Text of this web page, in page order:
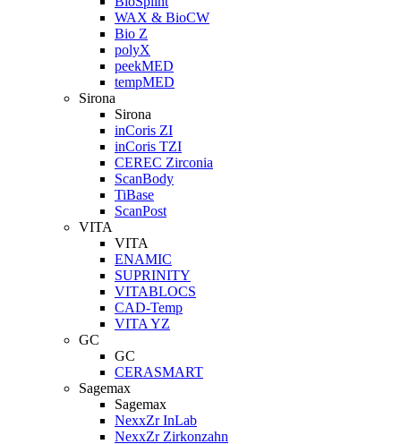
WAX & BioCW
Bio Z
polyX
peekMED
tempMED
Sirona
Sirona
inCoris ZI
inCoris TZI
CEREC Zirconia
ScanBody
TiBase
ScanPost
VITA
VITA
ENAMIC
SUPRINITY
VITABLOCS
CAD-Temp
VITA YZ
GC
GC
CERASMART
Sagemax
Sagemax
NexxZr InLab
NexxZr Zirkonzahn